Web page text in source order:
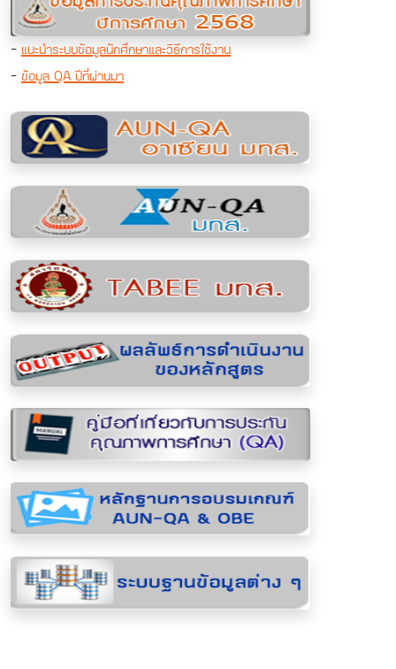
- แนะนำระบบข้อมูลนักศึกษาและวิธีการใช้งาน
- ข้อมูล QA ปีที่ผ่านมา